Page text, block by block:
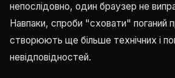
непослідовно, один браузер не
Навпаки, спроби "сховати" поганий
створюють ще більше технічних і
невідповідностей.